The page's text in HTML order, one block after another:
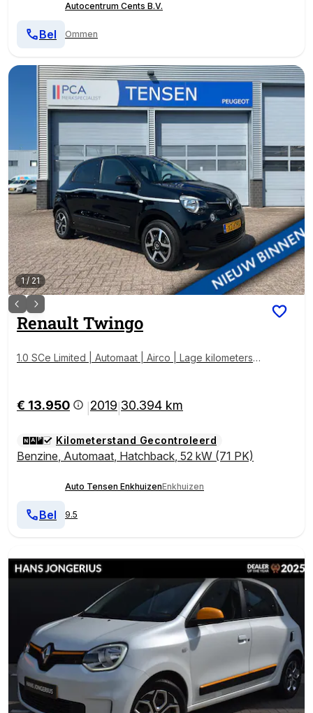
Autocentrum Cents B.V.
Ommen
Bel
1/21
Renault Twingo
1.0 SCe Limited | Automaat | Airco | Lage kilometersta
€ 13.950 2019 30.394 km
Kilometerstand Gecontroleerd
Benzine, Automaat, Hatchback, 52 kW (71 PK)
Auto Tensen EnkhuizenEnkhuizen
9.5
Bel